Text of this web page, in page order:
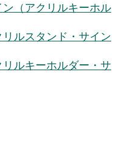
（アクリルキーホル
ルスタンド・サイン
ルキーホルダー・サ